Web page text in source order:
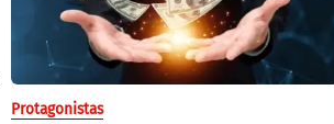
Protagonistas